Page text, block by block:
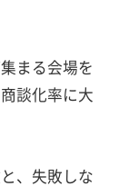
まる会場を
談化率に大
、失敗しな